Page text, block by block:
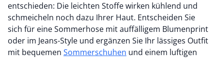
entschieden: Die leichten Stoffe wirken kühlend und
schmeicheln noch dazu Ihrer Haut. Entscheiden Sie
sich für eine Sommerhose mit auffälligem Blumenprint
oder im Jeans-Style und ergänzen Sie Ihr lässiges Outfit
mit bequemen Sommerschuhen und einem luftigen